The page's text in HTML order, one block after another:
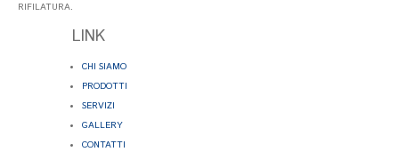
RIFILATURA.
LINK
CHI SIAMO
PRODOTTI
SERVIZI
GALLERY
CONTATTI